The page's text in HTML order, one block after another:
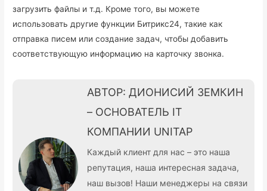
загрузить файлы и т.д. Кроме того, вы можете
использовать другие функции Битрикс24, такие как
отправка писем или создание задач, чтобы добавить
соответствующую информацию на карточку звонка.
АВТОР: ДИОНИСИЙ ЗЕМКИН
– ОСНОВАТЕЛЬ IT
КОМПАНИИ UNITAP
Каждый клиент для нас – это наша
репутация, наша интересная задача,
наш вызов! Наши менеджеры на связи